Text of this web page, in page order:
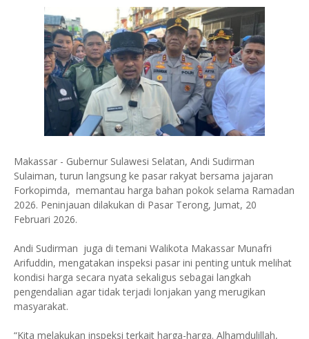
Makassar - Gubernur Sulawesi Selatan, Andi Sudirman
Sulaiman, turun langsung ke pasar rakyat bersama jajaran
Forkopimda, memantau harga bahan pokok selama Ramadan
2026. Peninjauan dilakukan di Pasar Terong, Jumat, 20
Februari 2026.
Andi Sudirman juga di temani Walikota Makassar Munafri
Arifuddin, mengatakan inspeksi pasar ini penting untuk melihat
kondisi harga secara nyata sekaligus sebagai langkah
pengendalian agar tidak terjadi lonjakan yang merugikan
masyarakat.
“Kita melakukan inspeksi terkait harga-harga. Alhamdulillah,